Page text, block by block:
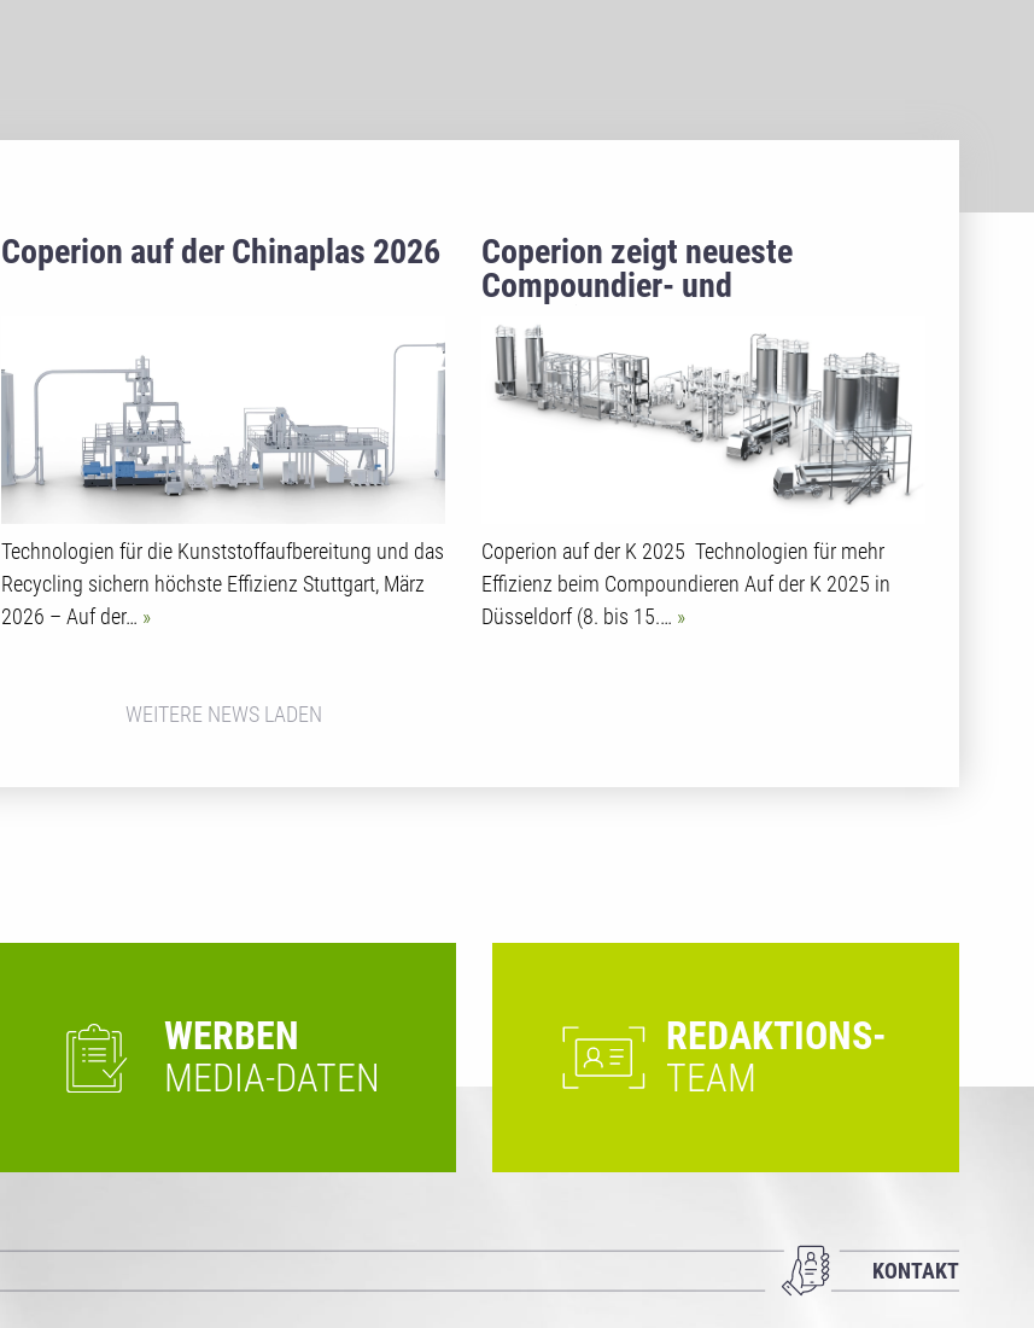
Coperion auf der Chinaplas 2026
Technologien für die Kunststoffaufbereitung und das
Recycling sichern höchste Effizienz Stuttgart, März
2026 – Auf der…
Coperion zeigt neueste
Compoundier- und
Recyclinglösungen auf der K
2025
Coperion auf der K 2025 Technologien für mehr
Effizienz beim Compoundieren Auf der K 2025 in
Düsseldorf (8. bis 15.…
WEITERE NEWS LADEN
WERBEN
MEDIA-DATEN
REDAKTIONS-
TEAM
KONTAKT